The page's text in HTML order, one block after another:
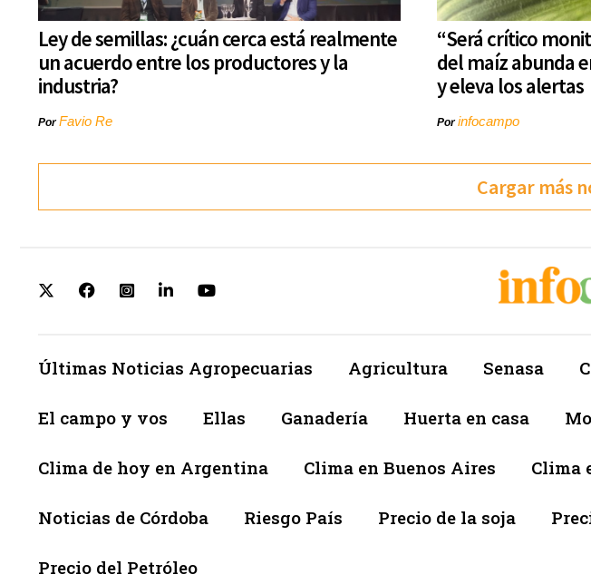
Ley de semillas: ¿cuán cerca está realmente
un acuerdo entre los productores y la
industria?
PorFavio Re
“Será crítico
del maíz abunda
y eleva los alertas
Porinfocampo
Cargar más
Últimas Noticias Agropecuarias Agricultura Senasa
El campo y vos Ellas Ganadería Huerta en casa
Clima de hoy en Argentina Clima en Buenos Aires Clima
Noticias de Córdoba Riesgo País Precio de la soja
Precio del Petróleo